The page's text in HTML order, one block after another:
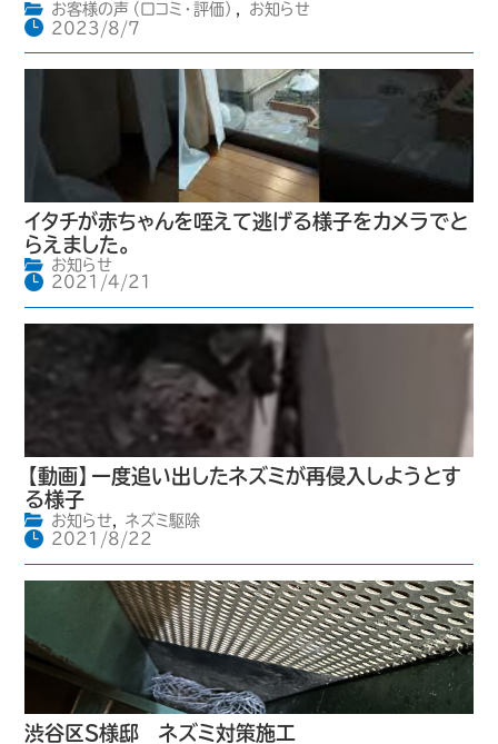
お客様の声（口コミ・評価） ,
お知らせ
2023/8/7
イタチが赤ちゃんを咥えて逃げる様子をカメラでと
らえました。
お知らせ
2021/4/21
【動画】一度追い出したネズミが再侵入しようとす
る様子
お知らせ,
ネズミ駆除
2021/8/22
渋谷区S様邸 ネズミ対策施工